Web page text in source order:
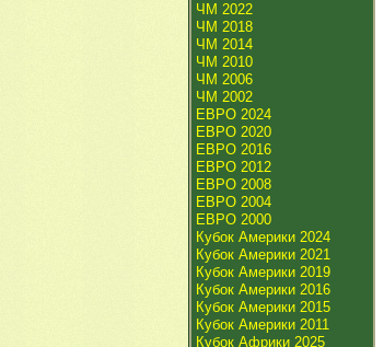
ЧМ 2022
ЧМ 2018
ЧМ 2014
ЧМ 2010
ЧМ 2006
ЧМ 2002
ЕВРО 2024
ЕВРО 2020
ЕВРО 2016
ЕВРО 2012
ЕВРО 2008
ЕВРО 2004
ЕВРО 2000
Кубок Америки 2024
Кубок Америки 2021
Кубок Америки 2019
Кубок Америки 2016
Кубок Америки 2015
Кубок Америки 2011
Кубок Африки 2025